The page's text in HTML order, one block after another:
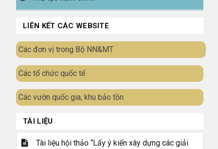
LIÊN KẾT CÁC WEBSITE
Các đơn vị trong Bộ NN&MT
Các tổ chức quốc tế
Các vườn quốc gia, khu bảo tồn
TÀI LIỆU
Tài liệu hội thảo “Lấy ý kiến xây dựng các giải